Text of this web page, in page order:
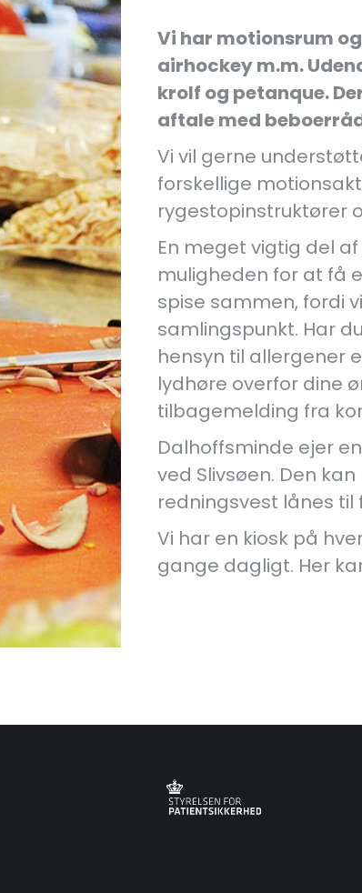
Vi har motionsrum
airhockey m.m.
krolf og petanque.
aftale med
Vi vil gerne
forskellige
rygestopinstruktører
En meget vigtig del
muligheden for at få
spise sammen, fordi
samlingspunkt. Har
hensyn til allergener
lydhøre overfor dine
tilbagemelding fra
Dalhoffsminde ejer
ved Slivsøen. Den
redningsvest lånes til
Vi har en kiosk på
gange dagligt. Her